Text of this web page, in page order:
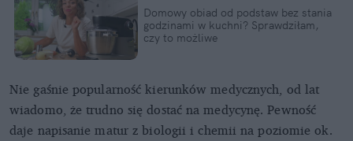
Domowy obiad od podstaw bez stania
godzinami w kuchni? Sprawdziłam,
czy to możliwe
Nie gaśnie popularność kierunków medycznych, od lat
wiadomo, że trudno się dostać na medycynę. Pewność
daje napisanie matur z biologii i chemii na poziomie ok.